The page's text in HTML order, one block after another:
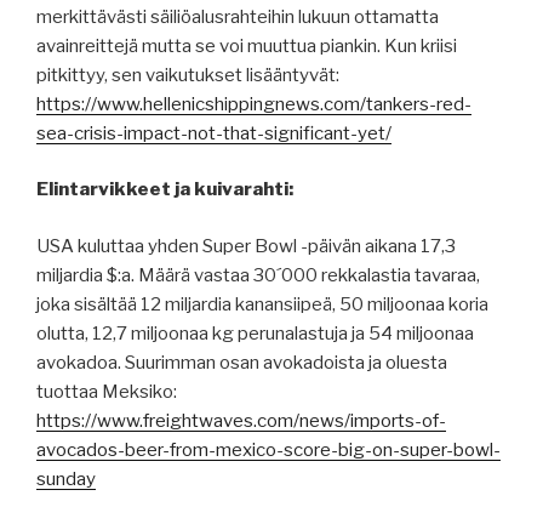
merkittävästi säiliöalusrahteihin lukuun ottamatta
avainreittejä mutta se voi muuttua piankin. Kun kriisi
pitkittyy, sen vaikutukset lisääntyvät:
https://www.hellenicshippingnews.com/tankers-red-
sea-crisis-impact-not-that-significant-yet/
Elintarvikkeet ja kuivarahti:
USA kuluttaa yhden Super Bowl -päivän aikana 17,3
miljardia $:a. Määrä vastaa 30´000 rekkalastia tavaraa,
joka sisältää 12 miljardia kanansiipeä, 50 miljoonaa koria
olutta, 12,7 miljoonaa kg perunalastuja ja 54 miljoonaa
avokadoa. Suurimman osan avokadoista ja oluesta
tuottaa Meksiko:
https://www.freightwaves.com/news/imports-of-
avocados-beer-from-mexico-score-big-on-super-bowl-
sunday